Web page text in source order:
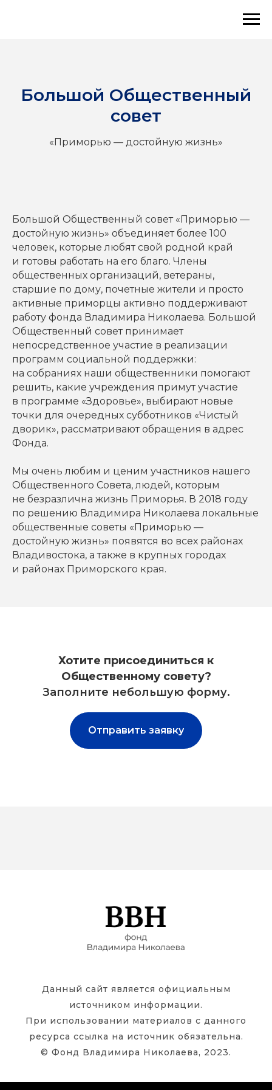
Большой Общественный
совет
«Приморью — достойную жизнь»
Большой Общественный совет «Приморью —
достойную жизнь» объединяет более 100
человек, которые любят свой родной край
и готовы работать на его благо. Члены
общественных организаций, ветераны,
старшие по дому, почетные жители и просто
активные приморцы активно поддерживают
работу фонда Владимира Николаева. Большой
Общественный совет принимает
непосредственное участие в реализации
программ социальной поддержки:
на собраниях наши общественники помогают
решить, какие учреждения примут участие
в программе «Здоровье», выбирают новые
точки для очередных субботников «Чистый
дворик», рассматривают обращения в адрес
Фонда.
Мы очень любим и ценим участников нашего
Общественного Совета, людей, которым
не безразлична жизнь Приморья. В 2018 году
по решению Владимира Николаева локальные
общественные советы «Приморью —
достойную жизнь» появятся во всех районах
Владивостока, а также в крупных городах
и районах Приморского края.
Хотите присоединиться к
Общественному совету?
Заполните небольшую форму.
Отправить заявку
Данный сайт является официальным
источником информации.
При использовании материалов с данного
ресурса ссылка на источник обязательна.
© Фонд Владимира Николаева, 2023.